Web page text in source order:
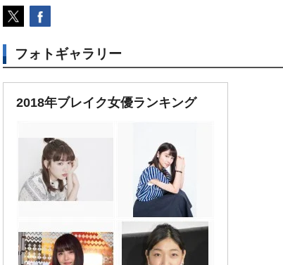
フォトギャラリー
2018年ブレイク女優ランキング